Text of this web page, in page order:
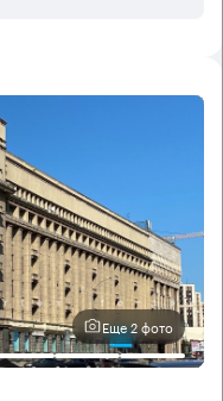
Еще 2 фото